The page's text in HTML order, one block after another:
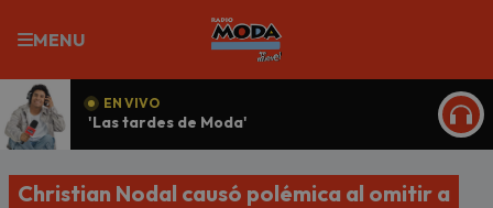
MENU
EN VIVO
'Las tardes de Moda'
Christian Nodal causó polémica al omitir a